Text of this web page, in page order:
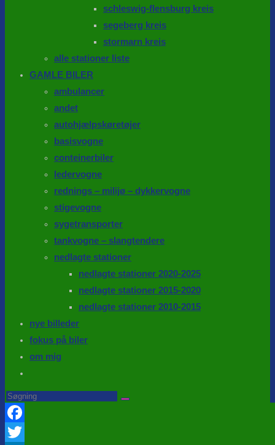
schleswig-flensburg kreis
segeberg kreis
stormarn kreis
alle stationer liste
GAMLE BILER
ambulancer
andet
autohjælpskøretøjer
basisvogne
conteinerbiler
ledervogne
rednings – milijø – dykkervogne
stigevogne
sygetransporter
tankvogne – slangtendere
nedlagte stationer
nedlagte stationer 2020-2025
nedlagte stationer 2015-2020
nedlagte stationer 2010-2015
nye billeder
fokus på biler
om mig
website
Search
this
website
Facebook